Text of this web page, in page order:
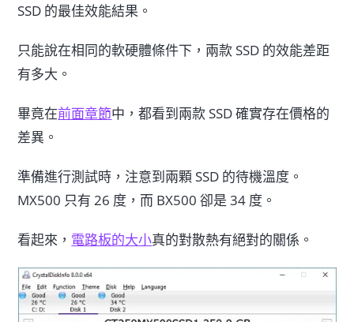
SSD 的最佳效能結果。
只能說在相同的軟硬體條件下，兩款 SSD 的效能差距
有多大。
畢竟在前面章節中，都看到兩款 SSD 確實存在價格的
差異。
準備進行測試時，注意到兩顆 SSD 的待機溫度。
MX500 只有 26 度，而 BX500 卻是 34 度。
看起來， 電路板的大小真的對散熱有絕對的關係。